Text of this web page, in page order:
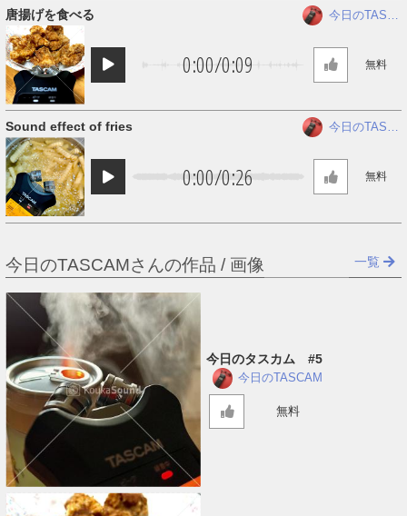
0:00/0:09
唐揚げを食べる
今日のTASC
無料
0:00/0:26
Sound effect of fries
今日のTASC
無料
今日のTASCAMさんの作品 / 画像 一覧
今日のタスカム #5
今日のTASCAM
無料